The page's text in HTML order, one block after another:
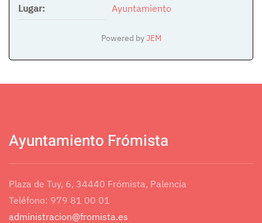
Lugar: Ayuntamiento
Powered byJEM
Ayuntamiento Frómista
Plaza de Tuy, 6, 34440 Frómista, Palencia
Teléfono: 979 81 00 01
administracion@fromista.es